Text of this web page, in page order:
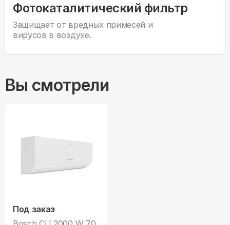
Фотокаталитический фильтр
Защищает от вредных примесей и
вирусов в воздухе.
Вы смотрели
Под заказ